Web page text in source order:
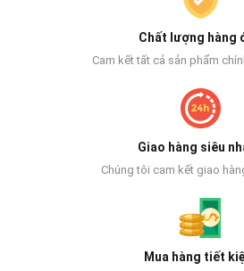
Chất lượng hàng
Cam kết tất cả sản phẩm
Giao hàng siêu
Chúng tôi cam kết giao
Mua hàng tiết